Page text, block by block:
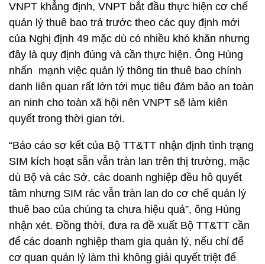
VNPT khẳng định, VNPT bắt đầu thực hiện cơ chế
quản lý thuê bao trả trước theo các quy định mới
của Nghị định 49 mặc dù có nhiều khó khăn nhưng
đây là quy định đúng và cần thực hiện. Ông Hùng
nhấn mạnh việc quản lý thông tin thuê bao chính
danh liên quan rất lớn tới mục tiêu đảm bảo an toàn
an ninh cho toàn xã hội nên VNPT sẽ làm kiên
quyết trong thời gian tới.
“Báo cáo sơ kết của Bộ TT&TT nhận định tình trạng
SIM kích hoạt sẵn vẫn tràn lan trên thị trường, mặc
dù Bộ và các Sở, các doanh nghiệp đều hô quyết
tâm nhưng SIM rác vẫn tràn lan do cơ chế quản lý
thuê bao của chúng ta chưa hiệu quả”, ông Hùng
nhận xét. Đồng thời, đưa ra đề xuất Bộ TT&TT cần
để các doanh nghiệp tham gia quản lý, nếu chỉ để
cơ quan quản lý làm thì không giải quyết triệt để